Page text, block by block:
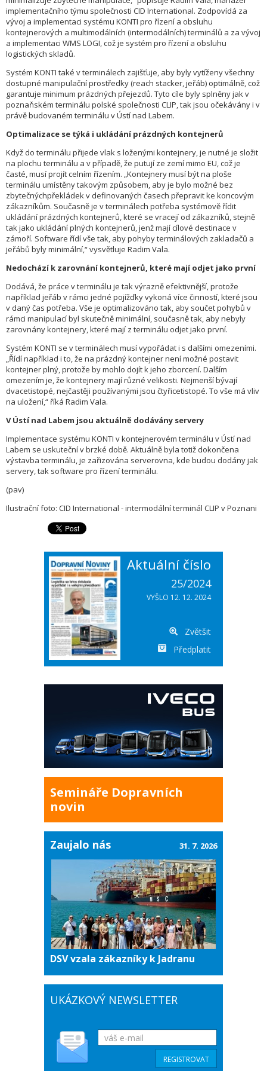
implementačního týmu společnosti CID International. Zodpovídá za
vývoj a implementaci systému KONTI pro řízení a obsluhu
kontejnerových a multimodálních (intermodálních) terminálů a za vývoj
a implementaci WMS LOGI, což je systém pro řízení a obsluhu
logistických skladů.
Systém KONTI také v terminálech zajišťuje, aby byly vytíženy všechny
dostupné manipulační prostředky (reach stacker, jeřáb) optimálně, což
garantuje minimum prázdných přejezdů. Tyto cíle byly splněny jak v
poznaňském terminálu polské společnosti CLIP, tak jsou očekávány i v
právě budovaném terminálu v Ústí nad Labem.
Optimalizace se týká i ukládání prázdných kontejnerů
Když do terminálu přijede vlak s loženými kontejnery, je nutné je složit
na plochu terminálu a v případě, že putují ze zemí mimo EU, což je
časté, musí projít celním řízením. „Kontejnery musí být na ploše
terminálu umístěny takovým způsobem, aby je bylo možné bez
zbytečnýchpřekládek v definovaných časech přepravit ke koncovým
zákazníkům. Současně je v terminálech potřeba systémově řídit
ukládání prázdných kontejnerů, které se vracejí od zákazníků, stejně
tak jako ukládání plných kontejnerů, jenž mají cílové destinace v
zámoří. Software řídí vše tak, aby pohyby terminálových zakladačů a
jeřábů byly minimální,“ vysvětluje Radim Vala.
Nedochází k zarovnání kontejnerů, které mají odjet jako první
Dodává, že práce v terminálu je tak výrazně efektivnější, protože
například jeřáb v rámci jedné pojížďky vykoná více činností, které jsou
v daný čas potřeba. Vše je optimalizováno tak, aby součet pohybů v
rámci manipulací byl skutečně minimální, současně tak, aby nebyly
zarovnány kontejnery, které mají z terminálu odjet jako první.
Systém KONTI se v terminálech musí vypořádat i s dalšími omezeními.
„Řídí například i to, že na prázdný kontejner není možné postavit
kontejner plný, protože by mohlo dojít k jeho zborcení. Dalším
omezením je, že kontejnery mají různé velikosti. Nejmenší bývají
dvacetistopé, nejčastěji používanými jsou čtyřicetistopé. To vše má vliv
na uložení,“ říká Radim Vala.
V Ústí nad Labem jsou aktuálně dodávány servery
Implementace systému KONTI v kontejnerovém terminálu v Ústí nad
Labem se uskuteční v brzké době. Aktuálně byla totiž dokončena
výstavba terminálu, je zařizována serverovna, kde budou dodány jak
servery, tak software pro řízení terminálu.
(pav)
Ilustrační foto: CID International - intermodální terminál CLIP v Poznani
Aktuální číslo
25/2024
VYŠLO 12. 12. 2024
Zvětšit
Předplatit
Semináře Dopravních
novin
Zaujalo nás
DSV vzala zákazníky k Jadranu
31. 7. 2026
UKÁZKOVÝ NEWSLETTER